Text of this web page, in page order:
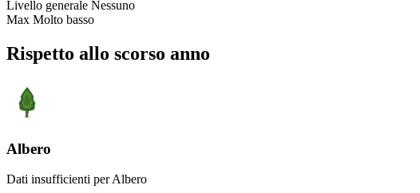
Livello generale Nessuno
Max Molto basso
Rispetto allo scorso anno
Albero
Dati insufficienti per Albero